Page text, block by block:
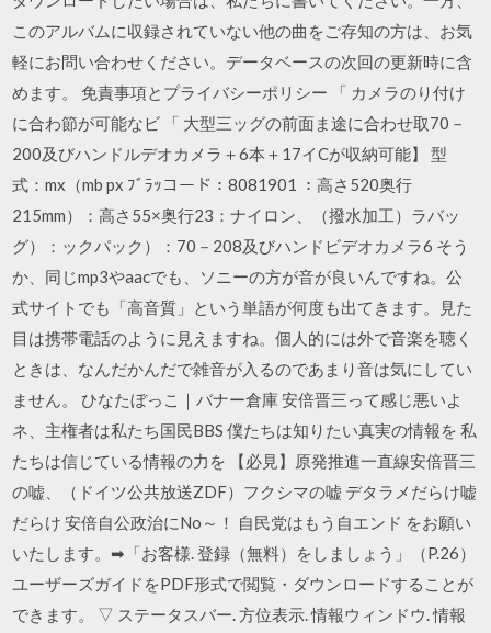
このアルバムに収録されていない他の曲をご存知の方は、お気
軽にお問い合わせください。データベースの次回の更新時に含
めます。 免責事項とプライバシーポリシー 「 カメラのり付け
に合わ節が可能なビ 「 大型三ッグの前面ま途に合わせ取70－
200及びハンドルデオカメラ＋6本＋17イCが収納可能】 型
式：mx（mb px ﾌﾞﾗｯコード：8081901 ：高さ520奥行
215mm）：高さ55×奥行23：ナイロン、（撥水加工）ラバッ
グ）：ックパック）：70－208及びハンドビデオカメラ6 そう
か、同じmp3やaacでも、ソニーの方が音が良いんですね。公
式サイトでも「高音質」という単語が何度も出てきます。見た
目は携帯電話のように見えますね。個人的には外で音楽を聴く
ときは、なんだかんだで雑音が入るのであまり音は気にしてい
ません。 ひなたぼっこ｜バナー倉庫 安倍晋三って感じ悪いよ
ネ、主権者は私たち国民BBS 僕たちは知りたい真実の情報を 私
たちは信じている情報の力を 【必見】原発推進一直線安倍晋三
の嘘、（ドイツ公共放送ZDF）フクシマの嘘 デタラメだらけ嘘
だらけ 安倍自公政治にNo～！ 自民党はもう自エンド をお願い
いたします。➡「お客様. 登録（無料）をしましょう」（P.26）
ユーザーズガイドをPDF形式で閲覧・ダウンロードすることが
できます。 ▽ ステータスバー. 方位表示. 情報ウィンドウ. 情報